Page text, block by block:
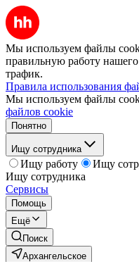
Мы используем файлы
правильную работу нашего
трафик.
Правила использования
Мы используем файлы
файлов cookie
Понятно
Ищу сотрудника
Ищу работу
Ищу
Ищу сотрудника
Сервисы
Помощь
Ещё
Поиск
Архангельское